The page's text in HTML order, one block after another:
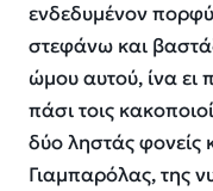
ενδεδυμένον
στεφάνω και
ώμου αυτού, ίνα ει
πάσι τοις
δύο ληστάς φονείς
Γιαμπαρόλας, της